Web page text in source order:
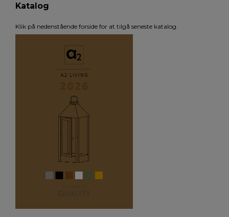
Katalog
Klik på nedenstående forside for at tilgå seneste katalog.